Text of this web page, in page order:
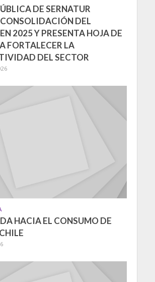
DE SERNATUR
DEL
2025 Y PRESENTA HOJA DE
FORTALECER LA
DEL SECTOR
HACIA EL CONSUMO DE